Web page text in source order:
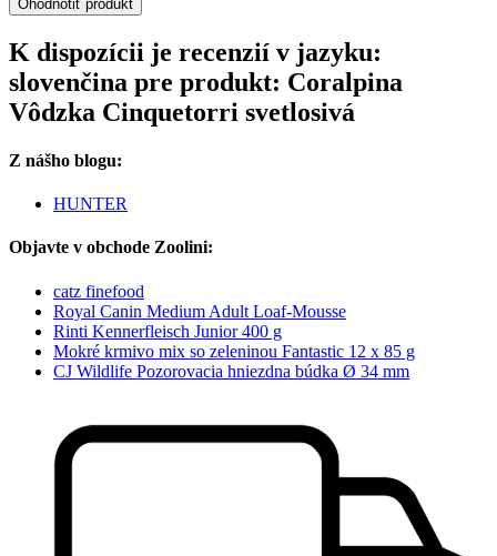
Ohodnotiť produkt
K dispozícii je recenzií v jazyku:
slovenčina pre produkt: Coralpina
Vôdzka Cinquetorri svetlosivá
Z nášho blogu:
HUNTER
Objavte v obchode Zoolini:
catz finefood
Royal Canin Medium Adult Loaf-Mousse
Rinti Kennerfleisch Junior 400 g
Mokré krmivo mix so zeleninou Fantastic 12 x 85 g
CJ Wildlife Pozorovacia hniezdna búdka Ø 34 mm